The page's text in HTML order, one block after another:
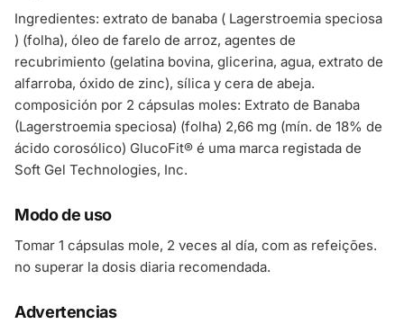
Ingredientes: extrato de banaba ( Lagerstroemia speciosa
) (folha), óleo de farelo de arroz, agentes de
recubrimiento (gelatina bovina, glicerina, agua, extrato de
alfarroba, óxido de zinc), sílica y cera de abeja.
composición por 2 cápsulas moles: Extrato de Banaba
(Lagerstroemia speciosa) (folha) 2,66 mg (mín. de 18% de
ácido corosólico) GlucoFit® é uma marca registada de
Soft Gel Technologies, Inc.
Modo de uso
Tomar 1 cápsulas mole, 2 veces al día, com as refeições.
no superar la dosis diaria recomendada.
Advertencias